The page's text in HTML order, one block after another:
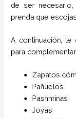
de ser
prenda que escojas.
A continuación,
para
Zapatos
Pañuelos
Pashminas
Joyas